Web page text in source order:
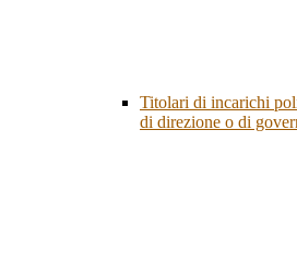
Titolari di incarichi
di direzione o di